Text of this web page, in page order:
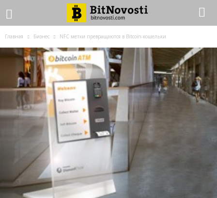
Главная Бизнес NFC метки превращаются в Bitcoin-кошельки